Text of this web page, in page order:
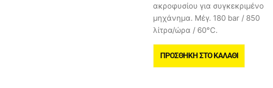
ακροφυσίου για συγκεκριμένο
μηχάνημα. Μέγ. 180 bar / 850
λίτρα/ώρα / 60°C.
ΠΡΟΣΘΉΚΗ ΣΤΟ ΚΑΛΆΘΙ